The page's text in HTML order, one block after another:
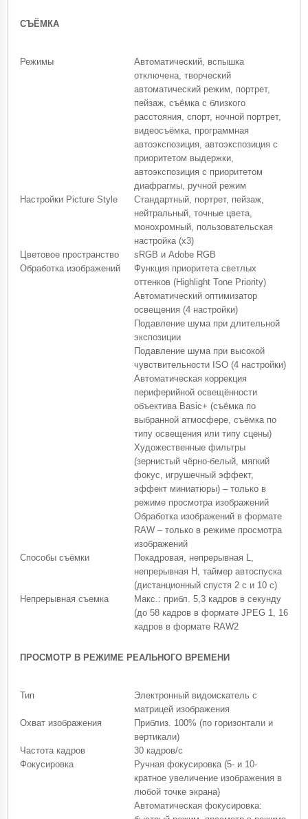
СЪЁМКА
Режимы
Автоматический, вспышка
отключена, творческий
автоматический режим, портрет,
пейзаж, съёмка с близкого
расстояния, спорт, ночной портрет,
видеосъёмка, программная
автоэкспозиция, автоэкспозиция с
приоритетом выдержки,
автоэкспозиция с приоритетом
диафрагмы, ручной режим
Настройки Picture Style
Стандартный, портрет, пейзаж,
нейтральный, точные цвета,
монохромный, пользовательская
настройка (x3)
Цветовое пространство
sRGB и Adobe RGB
Обработка изображений
Функция приоритета светлых
оттенков (Highlight Tone Priority)
Автоматический оптимизатор
освещения (4 настройки)
Подавление шума при длительной
экспозиции
Подавление шума при высокой
чувствительности ISO (4 настройки)
Автоматическая коррекция
периферийной освещённости
объектива Basic+ (съёмка по
выбранной атмосфере, съёмка по
типу освещения или типу сцены)
Художественные фильтры
(зернистый чёрно-белый, мягкий
фокус, игрушечный эффект,
эффект миниатюры) – только в
режиме просмотра изображений
Обработка изображений в формате
RAW – только в режиме просмотра
изображений
Способы съёмки
Покадровая, непрерывная L,
непрерывная H, таймер автоспуска
(дистанционный спустя 2 с и 10 с)
Непрерывная съемка
Макс.: прибл. 5,3 кадров в секунду
(до 58 кадров в формате JPEG 1, 16
кадров в формате RAW2
ПРОСМОТР В РЕЖИМЕ РЕАЛЬНОГО ВРЕМЕНИ
Тип
Электронный видоискатель с
матрицей изображения
Охват изображения
Приблиз. 100% (по горизонтали и
вертикали)
Частота кадров
30 кадров/с
Фокусировка
Ручная фокусировка (5- и 10-
кратное увеличение изображения в
любой точке экрана)
Автоматическая фокусировка: